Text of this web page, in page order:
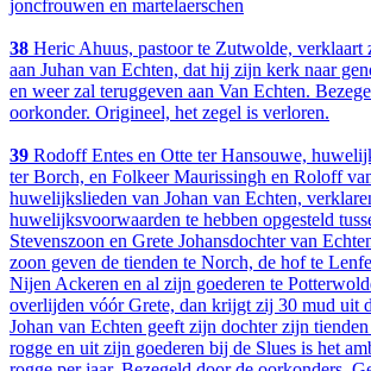
joncfrouwen en martelaerschen
38 Heric Ahuus, pastoor te Zutwolde, verklaart
aan Juhan van Echten, dat hij zijn kerk naar
en weer zal teruggeven aan Van Echten.
oorkonder. Origineel, het zegel is verloren.
39 Rodoff Entes en Otte ter Hansouwe,
ter Borch, en Folkeer Maurissingh en Roloff
huwelijkslieden van Johan van Echten,
huwelijksvoorwaarden te hebben opgesteld
Stevenszoon en Grete Johansdochter van
zoon geven de tienden te Norch, de hof te
Nijen Ackeren en al zijn goederen te
overlijden vóór Grete, dan krijgt zij 30 mud uit
Johan van Echten geeft zijn dochter zijn
rogge en uit zijn goederen bij de Slues is het